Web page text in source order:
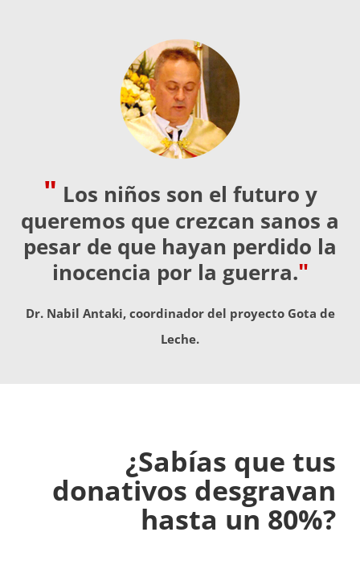
" Los niños son el futuro y
queremos que crezcan sanos a
pesar de que hayan perdido la
inocencia por la guerra."
Dr. Nabil Antaki, coordinador del proyecto Gota de
Leche.
¿Sabías que tus
donativos desgravan
hasta un 80%?